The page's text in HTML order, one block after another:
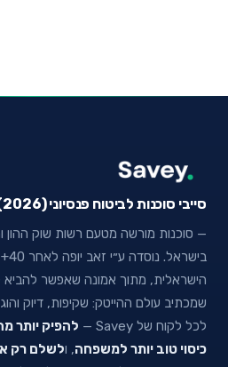
סייבי סוכנות לביטוח פנסיוני (2026) בע״מ
— סוכנות מורשה מטעם רשות שוק ההון
הישראלית, מתוך אמונה שאפשר
שמכתיב עולם ההייטק: שקיפות, דיוק
לכל לקוח של Savey —
להפיק יותר
כיסוי טוב יותר למשפחה, ולשלם רק